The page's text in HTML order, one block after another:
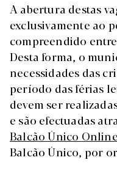
A abertura destas
exclusivamente ao
compreendido
Desta forma, o
necessidades das
período das férias
devem ser
e são efectuadas
Balcão Único Online
Balcão Único, por